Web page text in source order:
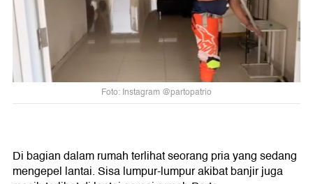
Foto: Instagram @partopatrio
Di bagian dalam rumah terlihat seorang pria yang sedang
mengepel lantai. Sisa lumpur-lumpur akibat banjir juga